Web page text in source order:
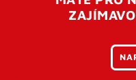
přihlásit. Nezapomeňte